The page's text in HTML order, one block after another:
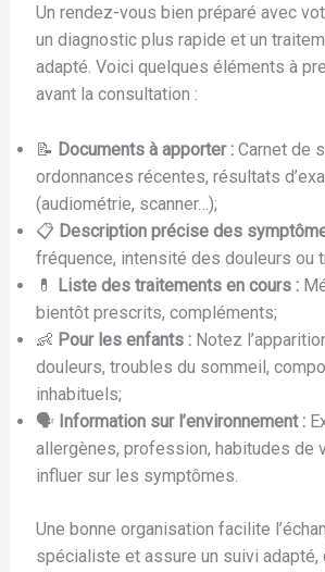
Un rendez-vous bien préparé avec
un diagnostic plus rapide et un
adapté. Voici quelques éléments à
avant la consultation :
📝 Documents à apporter :Carnet de
ordonnances récentes, résultats
(audiométrie, scanner…);
📋 Description précise des
fréquence, intensité des douleurs ou
💊
Liste des traitements en cours :
bientôt prescrits, compléments;
👶 Pour les enfants :Notez
douleurs, troubles du sommeil,
inhabituels;
🗣️ Information sur l’environnement :
allergènes, profession, habitudes de
influer sur les symptômes.
Une bonne organisation facilite
spécialiste et assure un suivi adapté,